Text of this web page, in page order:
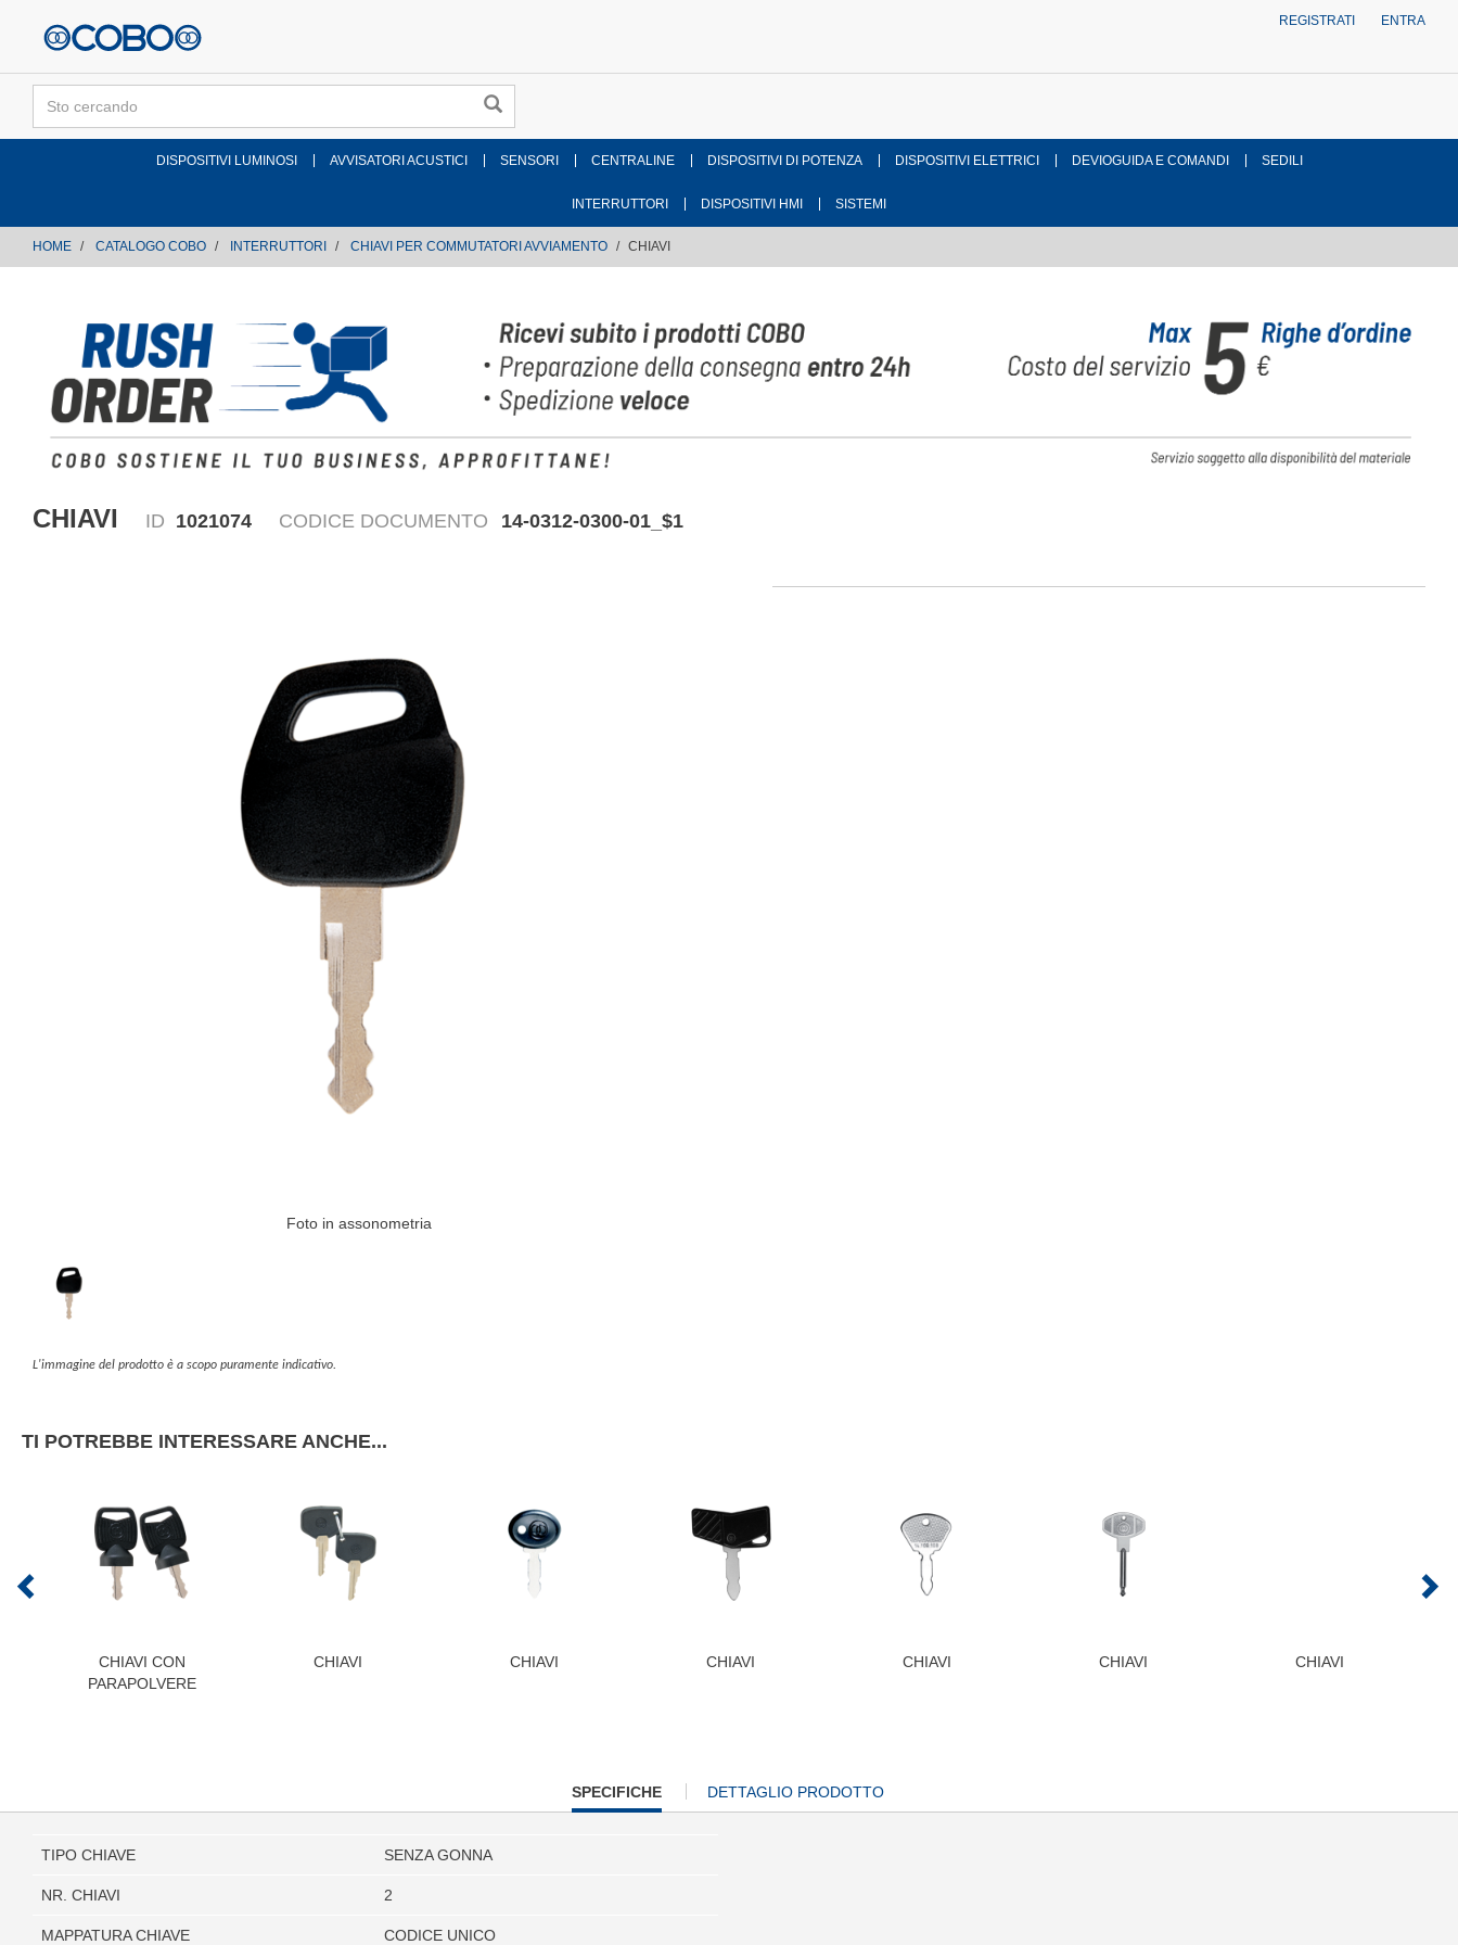
REGISTRATI ENTRA
DISPOSITIVI LUMINOSI AVVISATORI ACUSTICI SENSORI CENTRALINE DISPOSITIVI DI POTENZA DISPOSITIVI ELETTRICI DEVIOGUIDA E COMANDI SEDILI
INTERRUTTORI DISPOSITIVI HMI SISTEMI
HOME CATALOGO COBO INTERRUTTORI CHIAVI PER COMMUTATORI AVVIAMENTO CHIAVI
CHIAVI ID 1021074 CODICE DOCUMENTO 14-0312-0300-01_$1
Foto in assonometria
L'immagine del prodotto è a scopo puramente indicativo.
TI POTREBBE INTERESSARE ANCHE...
CHIAVI CON
PARAPOLVERE
CHIAVI CHIAVI CHIAVI CHIAVI CHIAVI CHIAVI
CURRENT
TAB:
SPECIFICHE DETTAGLIO PRODOTTO
TIPO CHIAVE SENZA GONNA
NR. CHIAVI 2
MAPPATURA CHIAVE CODICE UNICO